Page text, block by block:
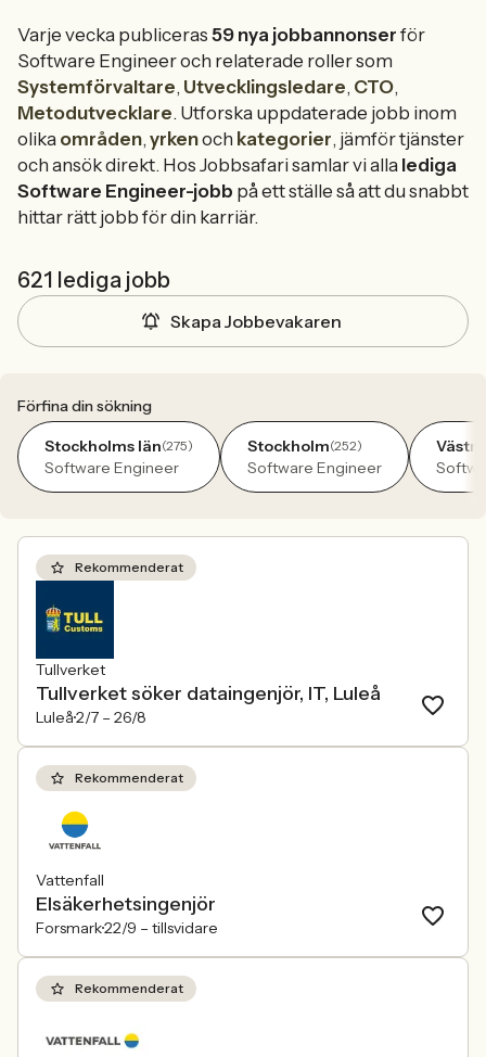
Varje vecka publiceras 59 nya jobbannonser för
Software Engineer och relaterade roller som
Systemförvaltare, Utvecklingsledare, CTO,
Metodutvecklare. Utforska uppdaterade jobb inom
olika områden,yrkenoch kategorier, jämför tjänster
och ansök direkt. Hos Jobbsafari samlar vi alla lediga
Software Engineer-jobb på ett ställe så att du snabbt
hittar rätt jobb för din karriär.
621 lediga jobb
Skapa Jobbevakaren
Förfina din sökning
Stockholms län(275)
Software Engineer
Stockholm(252)
Software Engineer
Rekommenderat
Tullverket
Tullverket söker dataingenjör, IT, Luleå
Luleå2/7 – 26/8
Rekommenderat
Vattenfall
Elsäkerhetsingenjör
Forsmark22/9 – tillsvidare
Rekommenderat